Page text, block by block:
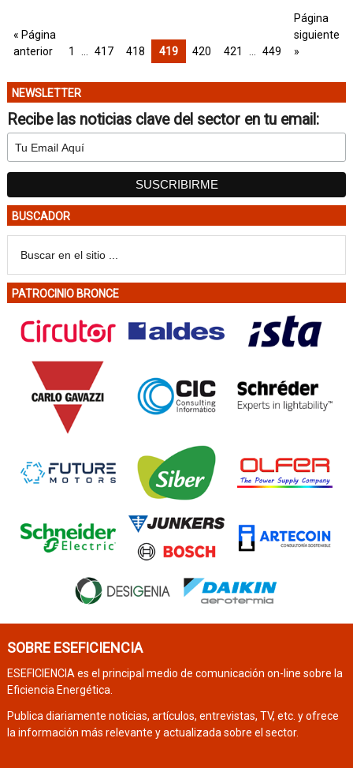
« Página
anterior
1 417 418 419 420 421 449
Página
siguiente
»
NEWSLETTER
Recibe las noticias clave del sector en tu email:
BUSCADOR
PATROCINIO BRONCE
SOBRE ESEFICIENCIA
ESEFICIENCIA es el principal medio de comunicación on-line sobre la
Eficiencia Energética.
Publica diariamente noticias, artículos, entrevistas, TV, etc. y ofrece
la información más relevante y actualizada sobre el sector.